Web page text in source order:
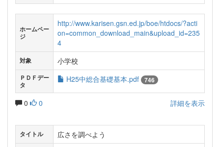
ホームペー
ジ
http://www.karisen.gsn.ed.jp/boe/htdocs/?acti
on=common_download_main&upload_id=235
4
対象 小学校
ＰＤＦデー
タ
H25中総合基礎基本.pdf 746
0 0 詳細を表示
タイトル 広さを調べよう